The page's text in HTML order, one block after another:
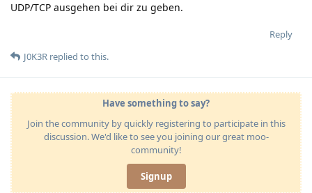
UDP/TCP ausgehen bei dir zu geben.
Reply
J0K3R replied to this.
Have something to say?
Join the community by quickly registering to participate in this
discussion. We'd like to see you joining our great moo-
community!
Signup